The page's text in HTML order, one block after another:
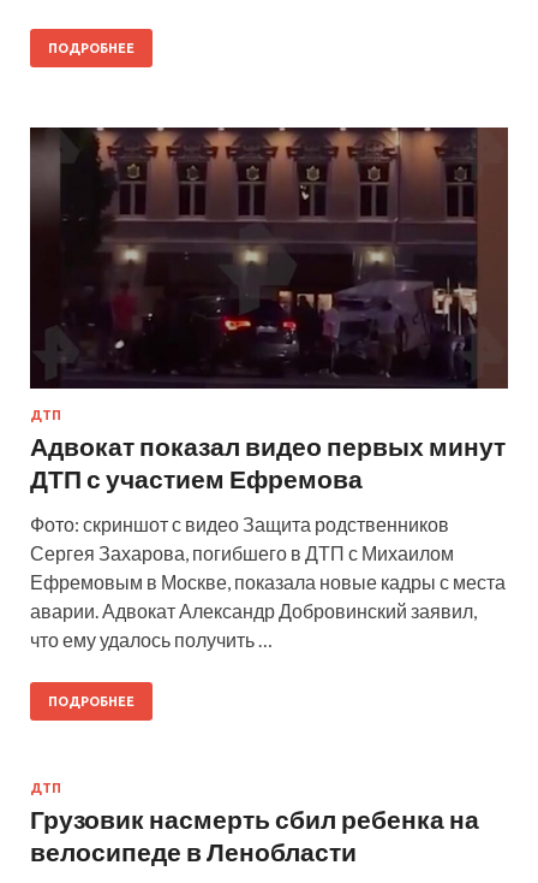
ПОДРОБНЕЕ
ДТП
Адвокат показал видео первых минут
ДТП с участием Ефремова
Фото: скриншот с видео Защита родственников
Сергея Захарова, погибшего в ДТП с Михаилом
Ефремовым в Москве, показала новые кадры с места
аварии. Адвокат Александр Добровинский заявил,
что ему удалось получить …
ПОДРОБНЕЕ
ДТП
Грузовик насмерть сбил ребенка на
велосипеде в Ленобласти